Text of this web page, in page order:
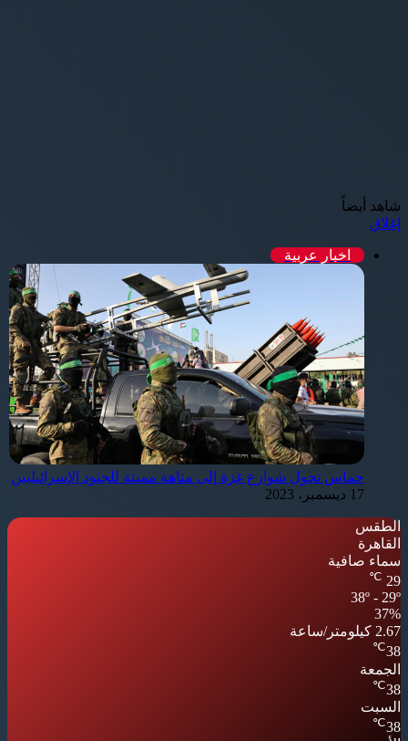
شاهد أيضاً
إغلاق
اخبار عربية
حماس تحول شوارع غزة إلى متاهة مميتة للجنود الإسرائيليين
17 ديسمبر، 2023
الطقس
القاهرة
سماء صافية
29
℃
38º - 29º
37%
2.67 كيلومتر/ساعة
38
℃
الجمعة
38
℃
السبت
38
℃